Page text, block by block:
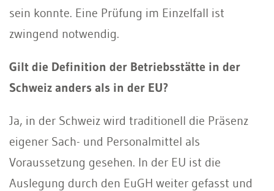
sein konnte. Eine Prüfung im Einzelfall ist
zwingend notwendig.
Gilt die Definition der Betriebsstätte in der
Schweiz anders als in der EU?
Ja, in der Schweiz wird traditionell die Präsenz
eigener Sach- und Personalmittel als
Voraussetzung gesehen. In der EU ist die
Auslegung durch den EuGH weiter gefasst und